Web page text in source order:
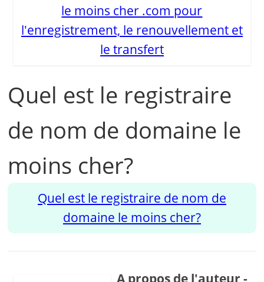
le moins cher .com pour
l'enregistrement, le renouvellement et
le transfert
Quel est le registraire
de nom de domaine le
moins cher?
Quel est le registraire de nom de
domaine le moins cher?
A propos de l'auteur -